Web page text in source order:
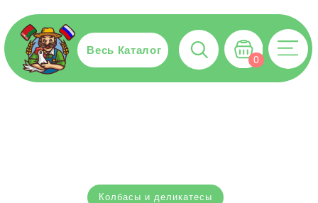
Весь Каталог
0
Колбасы и деликатесы